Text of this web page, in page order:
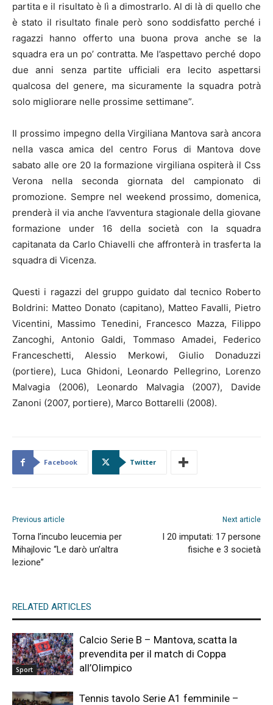
partita e il risultato è lì a dimostrarlo. Al di là di quello che
è stato il risultato finale però sono soddisfatto perché i
ragazzi hanno offerto una buona prova anche se la
squadra era un po’ contratta. Me l’aspettavo perché dopo
due anni senza partite ufficiali era lecito aspettarsi
qualcosa del genere, ma sicuramente la squadra potrà
solo migliorare nelle prossime settimane”.
Il prossimo impegno della Virgiliana Mantova sarà ancora
nella vasca amica del centro Forus di Mantova dove
sabato alle ore 20 la formazione virgiliana ospiterà il Css
Verona nella seconda giornata del campionato di
promozione. Sempre nel weekend prossimo, domenica,
prenderà il via anche l’avventura stagionale della giovane
formazione under 16 della società con la squadra
capitanata da Carlo Chiavelli che affronterà in trasferta la
squadra di Vicenza.
Questi i ragazzi del gruppo guidato dal tecnico Roberto
Boldrini: Matteo Donato (capitano), Matteo Favalli, Pietro
Vicentini, Massimo Tenedini, Francesco Mazza, Filippo
Zancoghi, Antonio Galdi, Tommaso Amadei, Federico
Franceschetti, Alessio Merkowi, Giulio Donaduzzi
(portiere), Luca Ghidoni, Leonardo Pellegrino, Lorenzo
Malvagia (2006), Leonardo Malvagia (2007), Davide
Zanoni (2007, portiere), Marco Bottarelli (2008).
Facebook Twitter
Previous article
Torna l’incubo leucemia per
Mihajlovic “Le darò un’altra
lezione”
Next article
I 20 imputati: 17 persone
fisiche e 3 società
RELATED ARTICLES
Sport
Calcio Serie B – Mantova, scatta la
prevendita per il match di Coppa
all’Olimpico
Tennis tavolo Serie A1 femminile –